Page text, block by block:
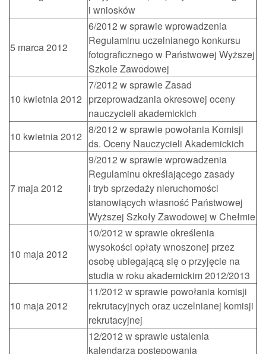
i wniosków
5 marca 2012
6/2012 w sprawie wprowadzenia
Regulaminu uczelnianego konkursu
fotograficznego w Państwowej Wyższej
Szkole Zawodowej
10 kwietnia 2012
7/2012 w sprawie Zasad
przeprowadzania okresowej oceny
nauczycieli akademickich
10 kwietnia 2012
8/2012 w sprawie powołania Komisji
ds. Oceny Nauczycieli Akademickich
7 maja 2012
9/2012 w sprawie wprowadzenia
Regulaminu określającego zasady
i tryb sprzedaży nieruchomości
stanowiących własność Państwowej
Wyższej Szkoły Zawodowej w Chełmie
10 maja 2012
10/2012 w sprawie określenia
wysokości opłaty wnoszonej przez
osobę ubiegającą się o przyjęcie na
studia w roku akademickim 2012/2013
10 maja 2012
11/2012 w sprawie powołania komisji
rekrutacyjnych oraz uczelnianej komisji
rekrutacyjnej
12/2012 w sprawie ustalenia
kalendarza postępowania